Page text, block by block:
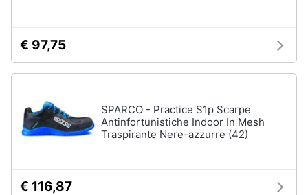
€ 97,75
SPARCO - Practice S1p Scarpe
Antinfortunistiche Indoor In Mesh
Traspirante Nere-azzurre (42)
€ 116,87